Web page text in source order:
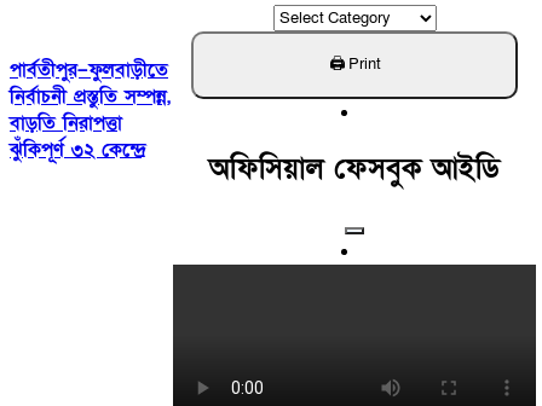
পার্বতীপুর–ফুলবাড়ীতে
নির্বাচনী প্রস্তুতি সম্পন্ন,
বাড়তি নিরাপত্তা
ঝুঁকিপূর্ণ ৩২ কেন্দ্রে
ক্যাটাগরি
খুঁজুন
অফিসিয়াল ফেসবুক আইডি